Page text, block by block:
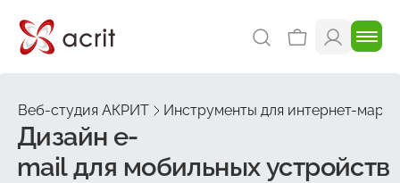
Веб-студия АКРИТ Инструменты для интернет-
Дизайн e-
mail для мобильных устройств